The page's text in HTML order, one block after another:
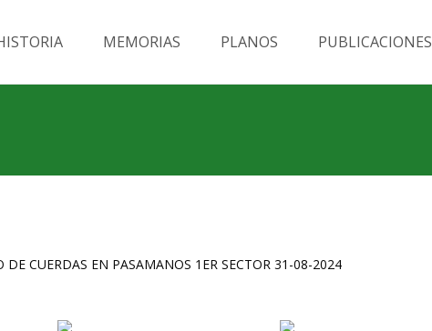
MEMORIAS PLANOS PUBLICACIONES
DE CUERDAS EN PASAMANOS 1ER SECTOR 31-08-2024